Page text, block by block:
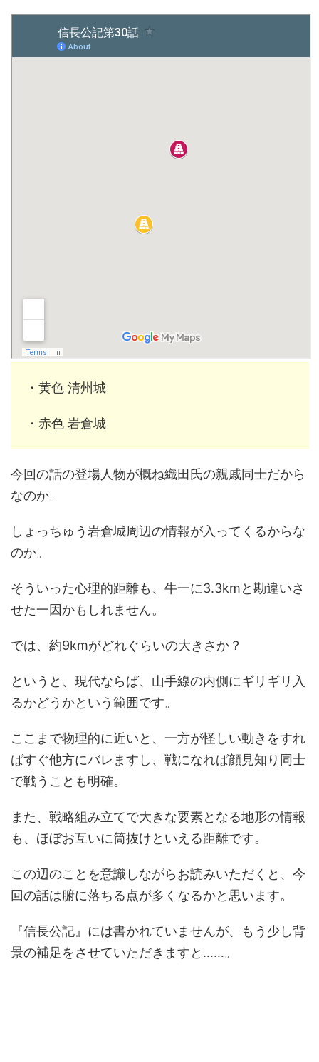
・黄色 清州城
・赤色 岩倉城
今回の話の登場人物が概ね織田氏の親戚同士だから
なのか。
しょっちゅう岩倉城周辺の情報が入ってくるからな
のか。
そういった心理的距離も、牛一に3.3kmと勘違いさ
せた一因かもしれません。
では、約9kmがどれぐらいの大きさか？
というと、現代ならば、山手線の内側にギリギリ入
るかどうかという範囲です。
ここまで物理的に近いと、一方が怪しい動きをすれ
ばすぐ他方にバレますし、戦になれば顔見知り同士
で戦うことも明確。
また、戦略組み立てで大きな要素となる地形の情報
も、ほぼお互いに筒抜けといえる距離です。
この辺のことを意識しながらお読みいただくと、今
回の話は腑に落ちる点が多くなるかと思います。
『信長公記』には書かれていませんが、もう少し背
景の補足をさせていただきますと……。